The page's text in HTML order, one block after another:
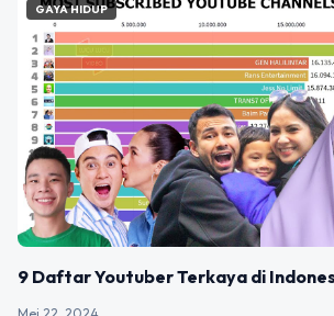
GAYA HIDUP
9 Daftar Youtuber Terkaya di